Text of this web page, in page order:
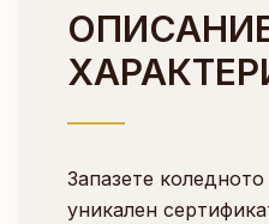
Запазете
уникален